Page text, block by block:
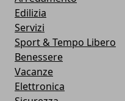
Edilizia
Servizi
Sport & Tempo Libero
Benessere
Vacanze
Elettronica